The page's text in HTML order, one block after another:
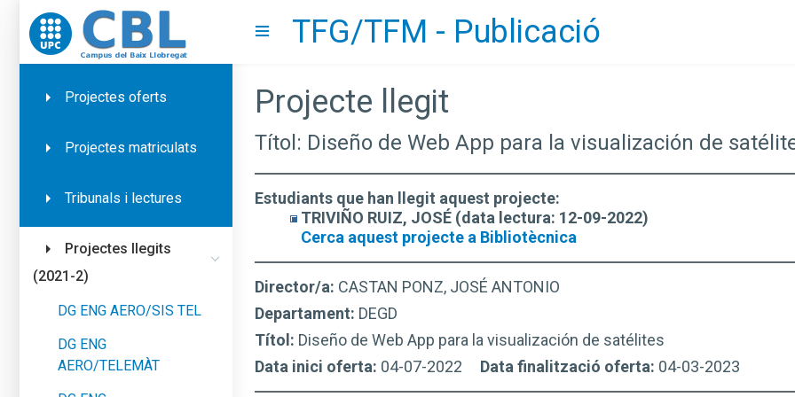
Go to upc.edu Show menuTFG/TFM - Publicació
Projectes oferts
Projectes matriculats
Tribunals i lectures
Projectes llegits
(2021-2)
DG ENG AERO/SIS TEL
DG ENG
AERO/TELEMÀT
Projecte llegit
Títol: Diseño de Web App para la visualización de
Estudiants que han llegit aquest projecte:
TRIVIÑO RUIZ, JOSÉ (data lectura: 12-09-2022)
Cerca aquest projecte a Bibliotècnica
Director/a: CASTAN PONZ, JOSÉ ANTONIO
Departament: DEGD
Títol: Diseño de Web App para la visualización de satélites
Data inici oferta: 04-07-2022 Data finalització oferta: 04-03-2023